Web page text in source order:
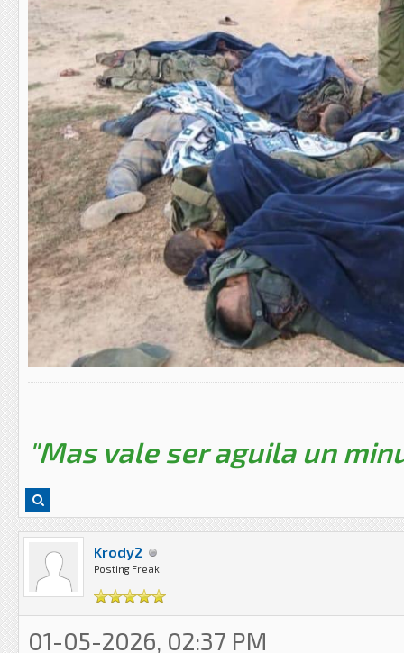
"Mas vale ser aguila un
Krody2
Posting Freak
01-05-2026, 02:37 PM